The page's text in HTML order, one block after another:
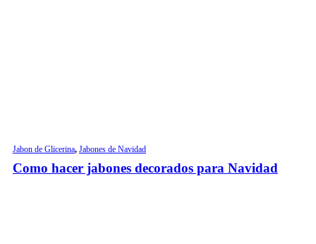
Jabon de Glicerina, Jabones de Navidad
Como hacer jabones decorados para Navidad